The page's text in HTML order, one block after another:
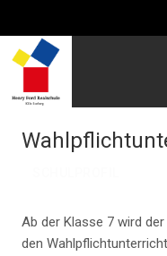
Ab der Klasse 7 wird
den